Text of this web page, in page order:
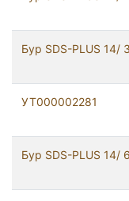
Бур SDS-PLUS 14/
УТ000002281
Бур SDS-PLUS 14/